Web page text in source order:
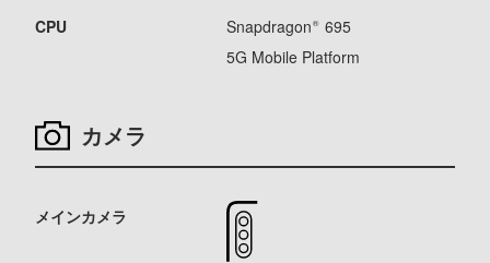
CPU Snapdragon® 695
5G Mobile Platform
カメラ
メインカメラ